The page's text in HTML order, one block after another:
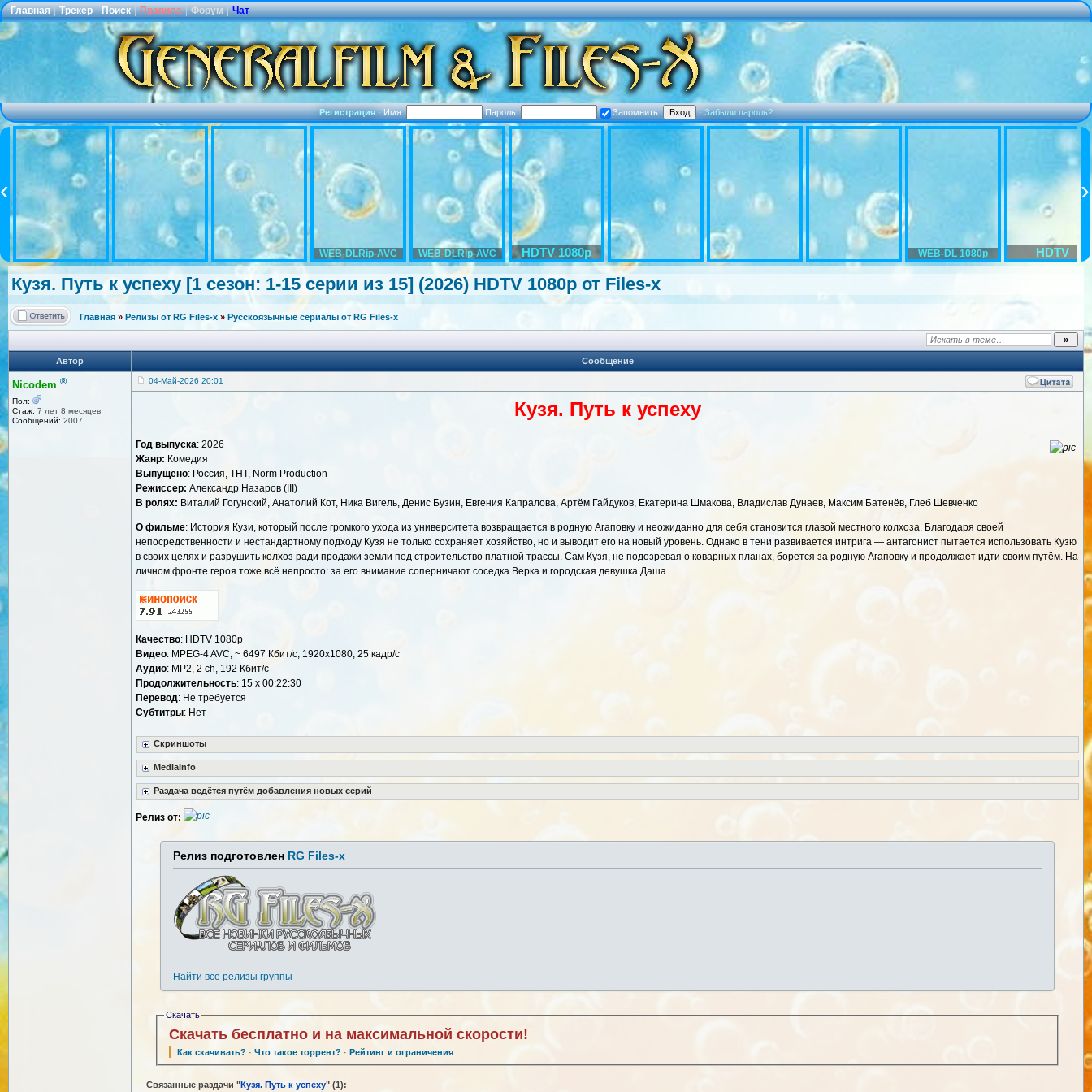
Главная | Трекер | Поиск | Правила | Форум | Чат
Регистрация·Имя: Пароль: Запомнить ·Забыли пароль?
WEB-DLRip-AVC WEB-DLRip-AVC HDTV 1080p WEB-DL 1080p HDTV
Кузя. Путь к успеху [1 сезон: 1-15 серии из 15] (2026) HDTV 1080p от Files-x
Главная » Релизы от RG Files-x » Русскоязычные сериалы от RG Files-x
Автор Сообщение
Nicodem ®
Пол:
Стаж: 7 лет 8 месяцев
Сообщений: 2007
04-Май-2026 20:01
Кузя. Путь к успеху
Год выпуска: 2026
Жанр: Комедия
Выпущено: Россия, ТНТ, Norm Production
Режиссер: Александр Назаров (III)
В ролях: Виталий Гогунский, Анатолий Кот, Ника Вигель, Денис Бузин, Евгения Капралова, Артём Гайдуков, Екатерина Шмакова, Владислав Дунаев, Максим Батенёв, Глеб Шевченко
О фильме: История Кузи, который после громкого ухода из университета возвращается в родную Агаповку и неожиданно для себя становится главой местного колхоза. Благодаря своей
непосредственности и нестандартному подходу Кузя не только сохраняет хозяйство, но и выводит его на новый уровень. Однако в тени развивается интрига — антагонист пытается использовать Кузю
в своих целях и разрушить колхоз ради продажи земли под строительство платной трассы. Сам Кузя, не подозревая о коварных планах, борется за родную Агаповку и продолжает идти своим путём. На
личном фронте героя тоже всё непросто: за его внимание соперничают соседка Верка и городская девушка Даша.
Качество: HDTV 1080p
Видео: MPEG-4 AVC, ~ 6497 Кбит/с, 1920x1080, 25 кадр/с
Аудио: MP2, 2 ch, 192 Кбит/с
Продолжительность: 15 х 00:22:30
Перевод: Не требуется
Субтитры: Нет
Скриншоты
MediaInfo
Раздача ведётся путём добавления новых серий
Релиз от:
Релиз подготовлен RG Files-x
Найти все релизы группы
Скачать
Скачать бесплатно и на максимальной скорости!
Как скачивать? ·Что такое торрент? · Рейтинг и ограничения
Связанные раздачи "Кузя. Путь к успеху" (1):